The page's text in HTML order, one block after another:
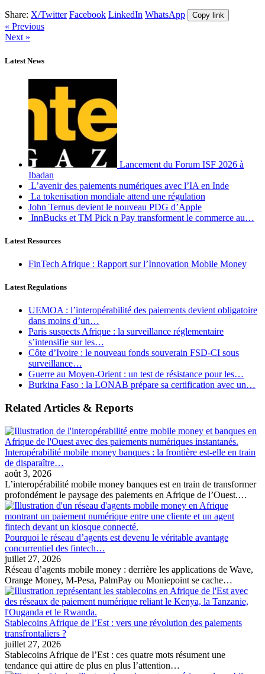
Share: X/Twitter Facebook LinkedIn WhatsApp Copy link
« Previous
Next »
Latest News
Lancement du Forum ISF 2026 à
Ibadan
L’avenir des paiements numériques avec l’IA en Inde
La tokenisation mondiale attend une régulation
John Ternus devient le nouveau PDG d’Apple
InnBucks et TM Pick n Pay transforment le commerce au…
Latest Resources
FinTech Afrique : Rapport sur l’Innovation Mobile Money
Latest Regulations
UEMOA : l’interopérabilité des paiements devient obligatoire
dans moins d’un…
Paris suspects Afrique : la surveillance réglementaire
s’intensifie sur les…
Côte d’Ivoire : le nouveau fonds souverain FSD-CI sous
surveillance…
Guerre au Moyen-Orient : un test de résistance pour les…
Burkina Faso : la LONAB prépare sa certification avec un…
Related Articles & Reports
Interopérabilité mobile money banques : la frontière est-elle en train
de disparaître…
août 3, 2026
L’interopérabilité mobile money banques est en train de transformer
profondément le paysage des paiements en Afrique de l’Ouest.…
Pourquoi le réseau d’agents est devenu le véritable avantage
concurrentiel des fintech…
juillet 27, 2026
Réseau d’agents mobile money : derrière les applications de Wave,
Orange Money, M-Pesa, PalmPay ou Moniepoint se cache…
Stablecoins Afrique de l’Est : vers une révolution des paiements
transfrontaliers ?
juillet 27, 2026
Stablecoins Afrique de l’Est : ces quatre mots résument une
tendance qui attire de plus en plus l’attention…